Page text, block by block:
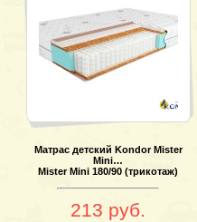
Матрас детский Kondor Mister
Mini…
Mister Mini 180/90 (трикотаж)
213 руб.